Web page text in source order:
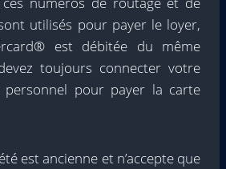
utilisés pour payer le loyer,
est débitée du même
toujours connecter votre
personnel pour payer la carte
est ancienne et n’accepte que